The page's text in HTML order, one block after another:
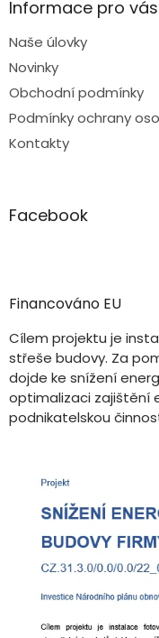
Informace pro vás
Naše úlovky
Novinky
Obchodní podmínky
Podmínky ochrany
Kontakty
Facebook
Financováno EU
Cílem projektu je
střeše budovy. Za
dojde ke snížení
optimalizaci zajištění
podnikatelskou